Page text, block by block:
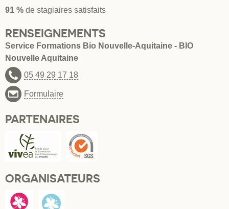
91 % de stagiaires satisfaits
RENSEIGNEMENTS
Service Formations Bio Nouvelle-Aquitaine - BIO
Nouvelle Aquitaine
05 49 29 17 18
Formulaire
PARTENAIRES
ORGANISATEURS